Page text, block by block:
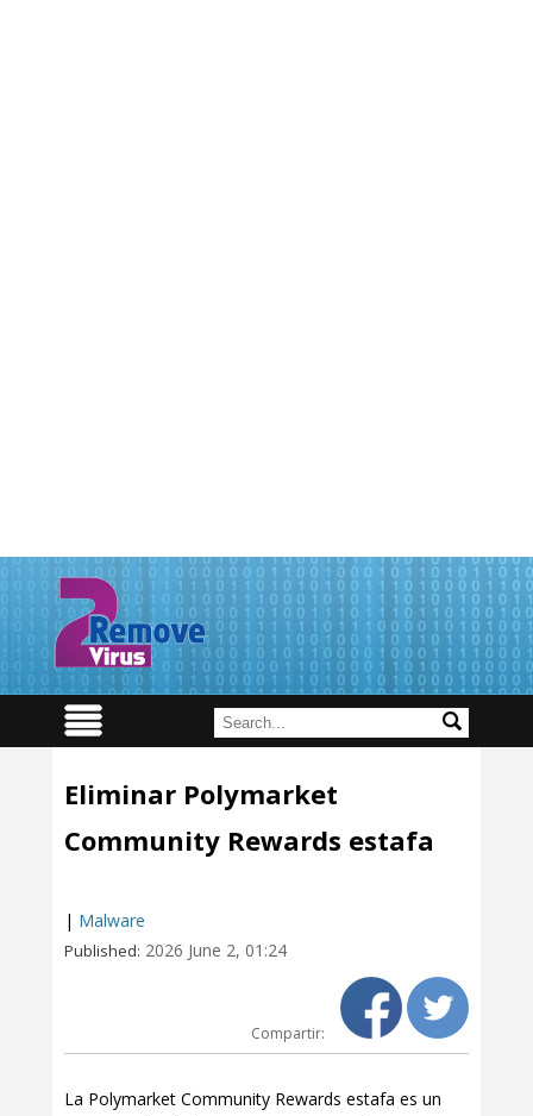
Eliminar Polymarket
Community Rewards estafa
| Malware
Published: 2026 June 2, 01:24
Compartir:
La Polymarket Community Rewards estafa es un